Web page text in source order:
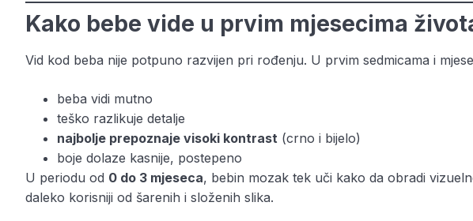
Kako bebe vide u prvim mjesecima
Vid kod beba nije potpuno razvijen pri rođenju. U prvim sedmicama i
beba vidi mutno
teško razlikuje detalje
najbolje prepoznaje visoki kontrast (crno i bijelo)
boje dolaze kasnije, postepeno
U periodu od 0 do 3 mjeseca, bebin mozak tek uči kako da obradi
daleko korisniji od šarenih i složenih slika.